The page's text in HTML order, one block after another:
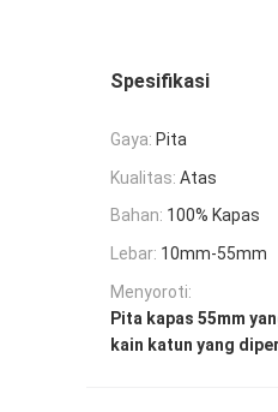
Spesifikasi
Gaya: Pita
Kualitas: Atas
Bahan: 100% Kapas
Lebar: 10mm-55mm
Menyoroti:
Pita kapas 55mm
kain katun yang